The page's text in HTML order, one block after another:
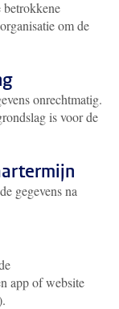
betrokkene
om de
onrechtmatig.
is voor de
gegevens na
app of website